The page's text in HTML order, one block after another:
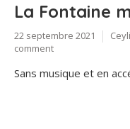
La Fontaine
22 septembre 2021
comment
Sans musique et en